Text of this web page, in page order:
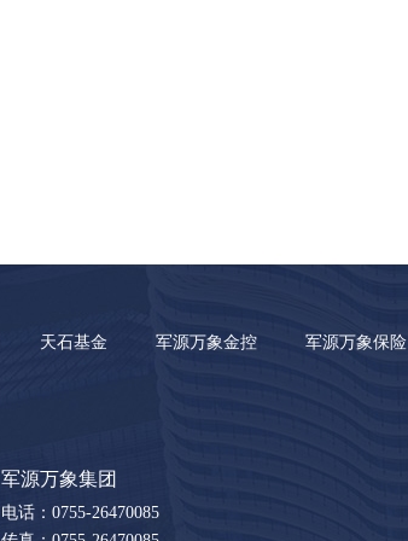
天石基金 军源万象金控 军源万象保险
军源万象集团
电话：0755-26470085